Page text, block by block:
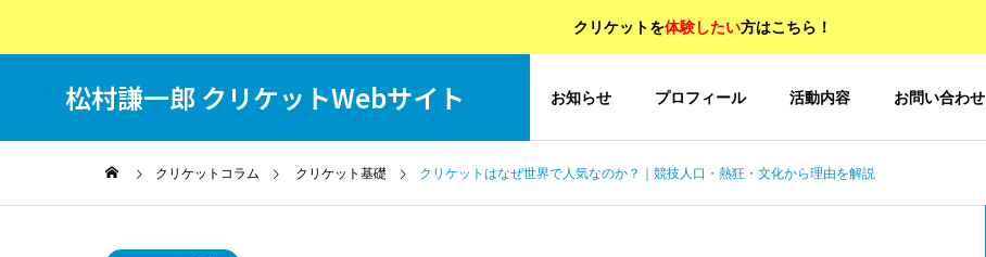
クリケットを体験したい方はこちら！
松村謙一郎 クリケットWebサイト お知らせ プロフィール 活動内容 お問い合わせ
クリケットコラム クリケット基礎 クリケットはなぜ世界で人気なのか？｜競技人口・熱狂・文化から理由を解説